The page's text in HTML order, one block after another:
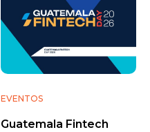
EVENTOS
Guatemala Fintech